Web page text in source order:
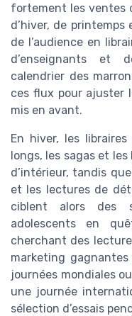
fortement les ventes
d’hiver, de
de l’audience en
d’enseignants et
calendrier des
ces flux pour ajuster
mis en avant.
En hiver, les
longs, les sagas et
d’intérieur, tandis
et les lectures de
ciblent alors des
adolescents en
cherchant des
marketing
journées mondiales
une journée
sélection d’essais